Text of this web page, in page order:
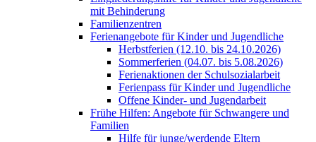
mit Behinderung
Familienzentren
Ferienangebote für Kinder und Jugendliche
Herbstferien (12.10. bis 24.10.2026)
Sommerferien (04.07. bis 5.08.2026)
Ferienaktionen der Schulsozialarbeit
Ferienpass für Kinder und Jugendliche
Offene Kinder- und Jugendarbeit
Frühe Hilfen: Angebote für Schwangere und
Familien
Hilfe für junge/werdende Eltern